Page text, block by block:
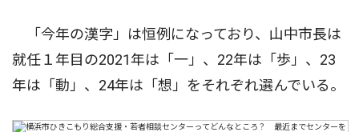
「今年の漢字」は恒例になっており、山中市長は
就任１年目の2021年は「一」、22年は「歩」、23
年は「動」、24年は「想」をそれぞれ選んでいる。